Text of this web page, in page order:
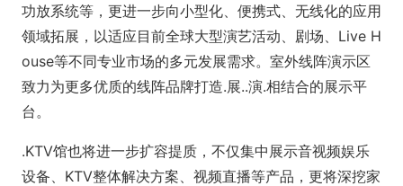
功放系统等，更进一步向小型化、便携式、无线化的应用
领域拓展，以适应目前全球大型演艺活动、剧场、Live H
ouse等不同专业市场的多元发展需求。室外线阵演示区
致力为更多优质的线阵品牌打造.展..演.相结合的展示平
台。
.KTV馆也将进一步扩容提质，不仅集中展示音视频娱乐
设备、KTV整体解决方案、视频直播等产品，更将深挖家